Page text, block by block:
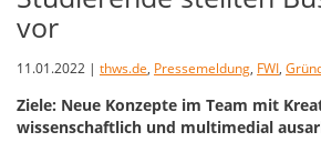
vor
11.01.2022 | thws.de, Pressemeldung, FWI,
Ziele: Neue Konzepte im Team mit
wissenschaftlich und multimedial